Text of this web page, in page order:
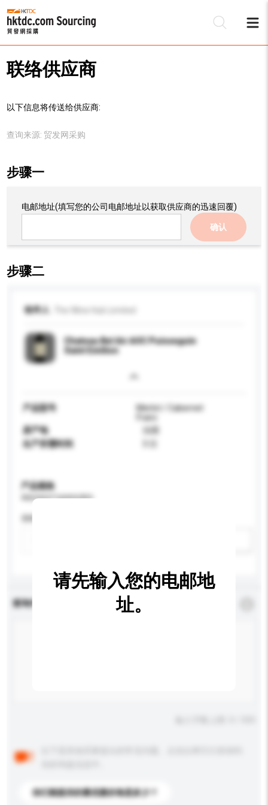
联络供应商
以下信息将传送给供应商:
查询来源: 贸发网采购
步骤一
电邮地址(填写您的公司电邮地址以获取供应商的迅速回覆)
确认
步骤二
收件人
Chateau Bel Air AOC Puisseguin
Saint Emilion
产品型号
Merlot / Cabernet
Franc
原产地
法国
生产所需时间
产品规格
请提供您对产品的特定要求。
查询内容
你们能提供的最优惠价格是多少？
请先输入您的电邮地
址。